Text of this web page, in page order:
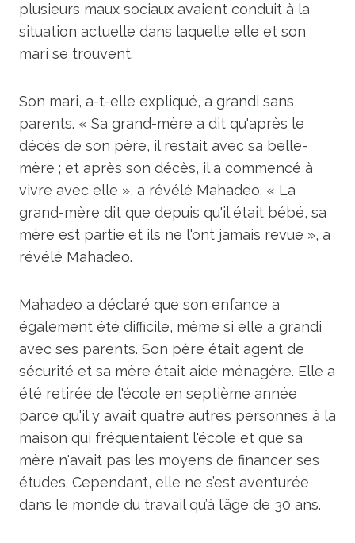
plusieurs maux sociaux avaient conduit à la
situation actuelle dans laquelle elle et son
mari se trouvent.
Son mari, a-t-elle expliqué, a grandi sans
parents. « Sa grand-mère a dit qu'après le
décès de son père, il restait avec sa belle-
mère ; et après son décès, il a commencé à
vivre avec elle », a révélé Mahadeo. « La
grand-mère dit que depuis qu'il était bébé, sa
mère est partie et ils ne l'ont jamais revue », a
révélé Mahadeo.
Mahadeo a déclaré que son enfance a
également été difficile, même si elle a grandi
avec ses parents. Son père était agent de
sécurité et sa mère était aide ménagère. Elle a
été retirée de l'école en septième année
parce qu'il y avait quatre autres personnes à la
maison qui fréquentaient l'école et que sa
mère n'avait pas les moyens de financer ses
études. Cependant, elle ne s’est aventurée
dans le monde du travail qu’à l’âge de 30 ans.